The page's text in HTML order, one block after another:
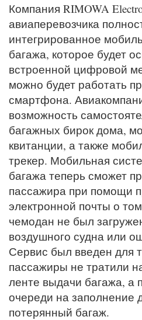
Компания RIMOWA
авиаперевозчика
интегрированное
багажа, которое будет
встроенной цифровой
можно будет работать
смартфона.
возможность
багажных бирок дома,
квитанции, а также
трекер. Мобильная
багажа теперь сможет
пассажира при помощи
электронной почты о
чемодан не был
воздушного судна или
Сервис был введен для
пассажиры не тратили
ленте выдачи багажа, а
очереди на заполнение
потерянный багаж.